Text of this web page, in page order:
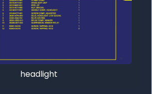
headlight